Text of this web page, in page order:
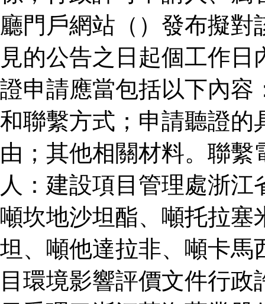
廳門戶網站（）發布擬
見的公告之日起個工作
證申請應當包括以下內容
和聯繫方式；申請聽證的
由；其他相關材料。聯
人：建設項目管理處浙
噸坎地沙坦酯、噸托拉塞
坦、噸他達拉非、噸卡馬
目環境影響評價文件行